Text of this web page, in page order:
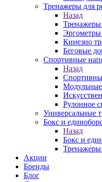
Тренажеры для
Назад
Тренажеры
Эргометры
Кинезио
Беговые
Спортивные
Назад
Рулонное
Универсальные
Бокс и
Назад
Бокс и
Тренажеры
Акции
Бренды
Блог